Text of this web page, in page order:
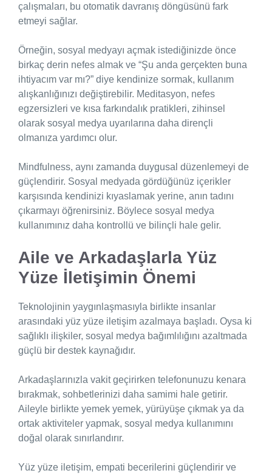
çalışmaları, bu otomatik davranış döngüsünü fark
etmeyi sağlar.
Örneğin, sosyal medyayı açmak istediğinizde önce
birkaç derin nefes almak ve “Şu anda gerçekten buna
ihtiyacım var mı?” diye kendinize sormak, kullanım
alışkanlığınızı değiştirebilir. Meditasyon, nefes
egzersizleri ve kısa farkındalık pratikleri, zihinsel
olarak sosyal medya uyarılarına daha dirençli
olmanıza yardımcı olur.
Mindfulness, aynı zamanda duygusal düzenlemeyi de
güçlendirir. Sosyal medyada gördüğünüz içerikler
karşısında kendinizi kıyaslamak yerine, anın tadını
çıkarmayı öğrenirsiniz. Böylece sosyal medya
kullanımınız daha kontrollü ve bilinçli hale gelir.
Aile ve Arkadaşlarla Yüz
Yüze İletişimin Önemi
Teknolojinin yaygınlaşmasıyla birlikte insanlar
arasındaki yüz yüze iletişim azalmaya başladı. Oysa ki
sağlıklı ilişkiler, sosyal medya bağımlılığını azaltmada
güçlü bir destek kaynağıdır.
Arkadaşlarınızla vakit geçirirken telefonunuzu kenara
bırakmak, sohbetlerinizi daha samimi hale getirir.
Aileyle birlikte yemek yemek, yürüyüşe çıkmak ya da
ortak aktiviteler yapmak, sosyal medya kullanımını
doğal olarak sınırlandırır.
Yüz yüze iletişim, empati becerilerini güçlendirir ve